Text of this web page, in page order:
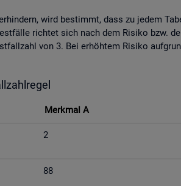
wird be­stimmt, dass zu jedem
rich­tet sich nach dem Ri­si­ko bzw.
von 3. Bei er­höh­tem Ri­si­ko
Merk­mal A
2
88